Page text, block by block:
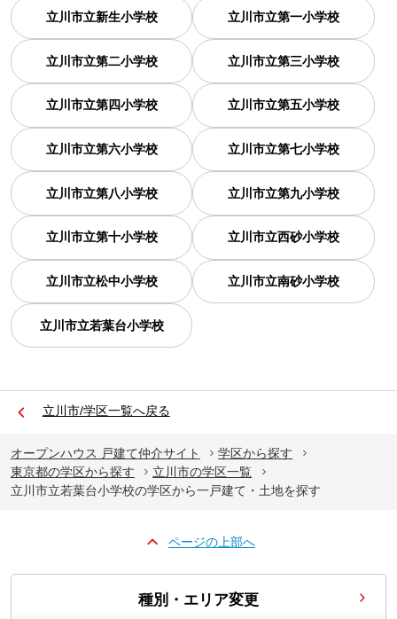
立川市立新生小学校 立川市立第一小学校
立川市立第二小学校 立川市立第三小学校
立川市立第四小学校 立川市立第五小学校
立川市立第六小学校 立川市立第七小学校
立川市立第八小学校 立川市立第九小学校
立川市立第十小学校 立川市立西砂小学校
立川市立松中小学校 立川市立南砂小学校
立川市立若葉台小学校
立川市/学区一覧へ戻る
オープンハウス 戸建て仲介サイト
学区から探す
東京都の学区から探す
立川市の学区一覧
立川市立若葉台小学校の学区から一戸建て・土地を探す
ページの上部へ
種別・エリア変更